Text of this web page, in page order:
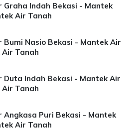
Graha Indah Bekasi - Mantek
Air Tanah
Bumi Nasio Bekasi - Mantek Air
Air Tanah
Duta Indah Bekasi - Mantek Air
Air Tanah
Angkasa Puri Bekasi - Mantek
Air Tanah